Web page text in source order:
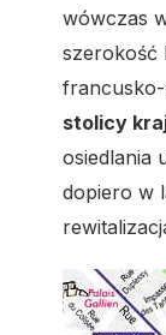
wówczas
szerokość
francusko-
stolicy
osiedlania
dopiero w